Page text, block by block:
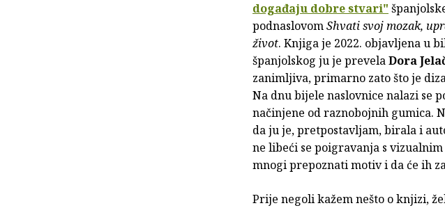
događaju dobre stvari"
podnaslovomShvati svoj mozak,
život. Knjiga je 2022. objavljena u
španjolskog ju je prevelaDora
zanimljiva, primarno zato što je
Na dnu bijele naslovnice nalazi se
načinjene od raznobojnih gumica.
da ju je, pretpostavljam, birala i
ne libeći se poigravanja s
mnogi prepoznati motiv i da će ih
Prije negoli kažem nešto o knjizi,